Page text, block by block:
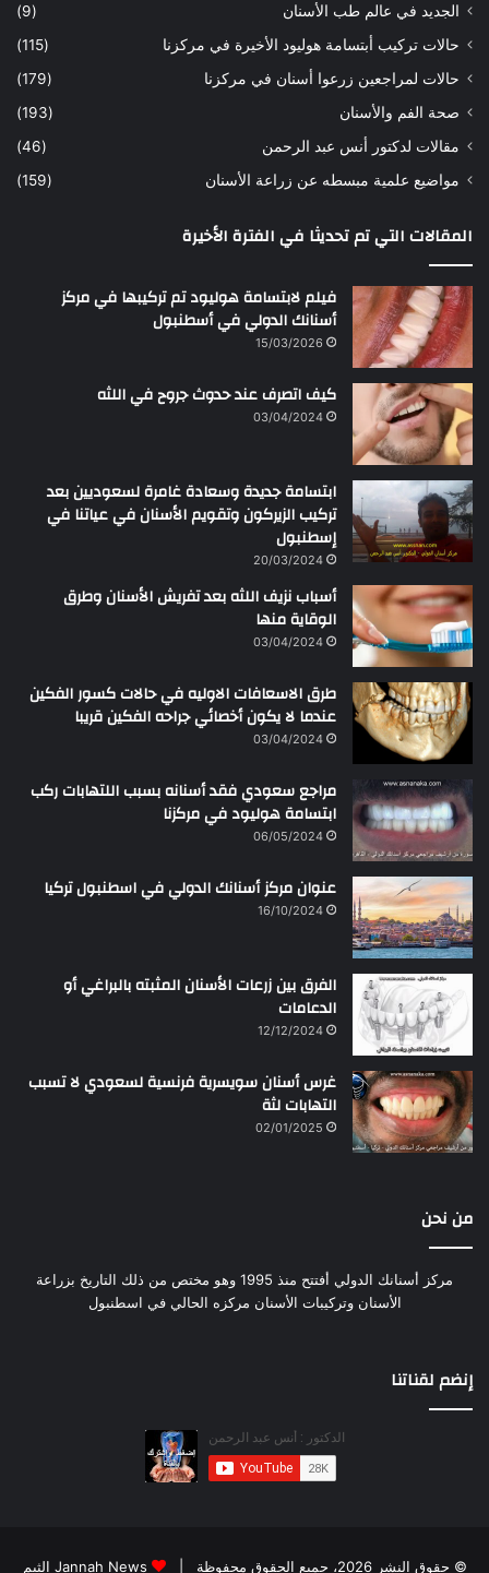
الجديد في عالم طب الأسنان
(9)
حالات تركيب أبتسامة هوليود الأخيرة في مركزنا
(115)
حالات لمراجعين زرعوا أسنان في مركزنا
(179)
صحة الفم والأسنان
(193)
مقالات لدكتور أنس عبد الرحمن
(46)
مواضيع علمية مبسطه عن زراعة الأسنان
(159)
المقالات التي تم تحديثا في الفترة الأخيرة
فيلم لابتسامة هوليود تم تركيبها في مركز
أسنانك الدولي في أسطنبول
15/03/2026
كيف اتصرف عند حدوث جروح في اللثه
03/04/2024
ابتسامة جديدة وسعادة غامرة لسعوديين بعد
تركيب الزيركون وتقويم الأسنان في عياتنا في
إسطنبول
20/03/2024
أسباب نزيف اللثه بعد تفريش الأسنان وطرق
الوقاية منها
03/04/2024
طرق الاسعافات الاوليه في حالات كسور الفكين
عندما لا يكون أخصائي جراحه الفكين قريبا
03/04/2024
مراجع سعودي فقد أسنانه بسبب اللتهابات ركب
ابتسامة هوليود في مركزنا
06/05/2024
عنوان مركز أسنانك الدولي في اسطنبول تركيا
16/10/2024
الفرق بين زرعات الأسنان المثبته بالبراغي أو
الدعامات
12/12/2024
غرس أسنان سويسرية فرنسية لسعودي لا تسبب
التهابات لثة
02/01/2025
من نحن
مركز أسنانك الدولي أفتتح منذ 1995 وهو مختص من ذلك التاريخ بزراعة
الأسنان وتركيبات الأسنان مركزه الحالي في اسطنبول
إنضم لقناتنا
© حقوق النشر 2026، جميع الحقوق محفوظة | Jannah News الثيم